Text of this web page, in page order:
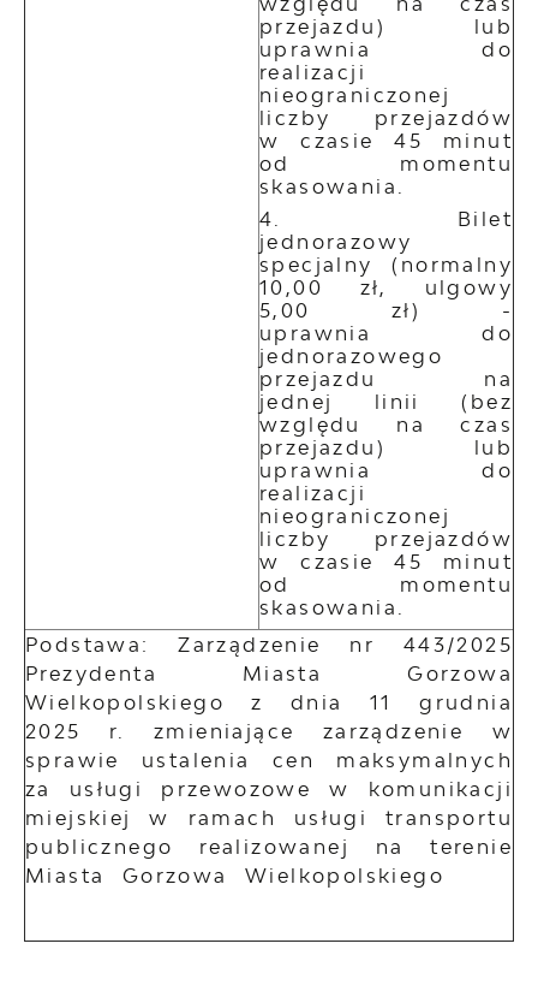
przejazdu) lub
uprawnia do
realizacji
nieograniczonej
liczby przejazdów
w czasie 45 minut
od momentu
skasowania.
Bilet
jednorazowy
specjalny (normalny
10,00 zł, ulgowy
5,00 zł) -
uprawnia do
jednorazowego
przejazdu na
jednej linii (bez
względu na czas
przejazdu) lub
uprawnia do
realizacji
nieograniczonej
liczby przejazdów
w czasie 45 minut
od momentu
skasowania.
Podstawa: Zarządzenie nr 443/2025
Prezydenta Miasta Gorzowa
Wielkopolskiego z dnia 11 grudnia
2025 r. zmieniające zarządzenie w
sprawie ustalenia cen maksymalnych
za usługi przewozowe w komunikacji
miejskiej w ramach usługi transportu
publicznego realizowanej na terenie
Miasta Gorzowa Wielkopolskiego